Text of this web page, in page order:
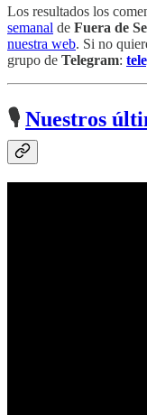
Los resultados los
semanal de Fuera de
nuestra web. Si no
grupo de Telegram:
🎙 Nuestros